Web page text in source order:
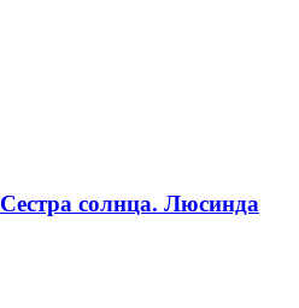
Сестра солнца. Люсинда